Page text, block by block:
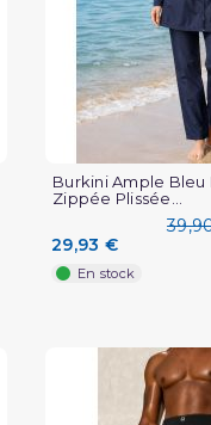
Burkini Ample Bleu
Zippée Plissée...
29,93 €
En stock